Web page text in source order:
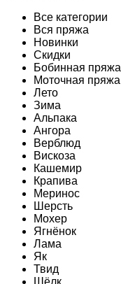
Все категории
Вся пряжа
Новинки
Скидки
Бобинная пряжа
Моточная пряжа
Лето
Зима
Альпака
Ангора
Верблюд
Вискоза
Кашемир
Крапива
Меринос
Шерсть
Мохер
Ягнёнок
Лама
Як
Твид
Шёлк